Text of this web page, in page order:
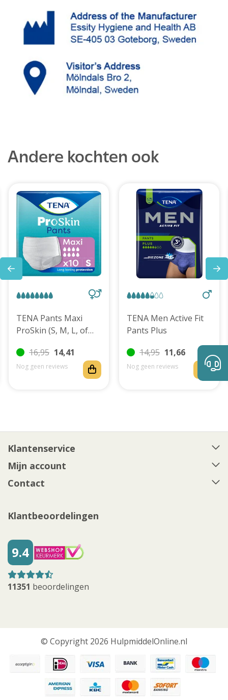
Andere kochten ook
TENA Pants Maxi
ProSkin (S, M, L, of
16,95 14,41
Nog geen reviews
TENA Men Active Fit
Pants Plus
14,95 11,66
Nog geen reviews
Klantenservice
Mijn account
Contact
Klantbeoordelingen
9.4
11351 beoordelingen
© Copyright 2026 HulpmiddelOnline.nl